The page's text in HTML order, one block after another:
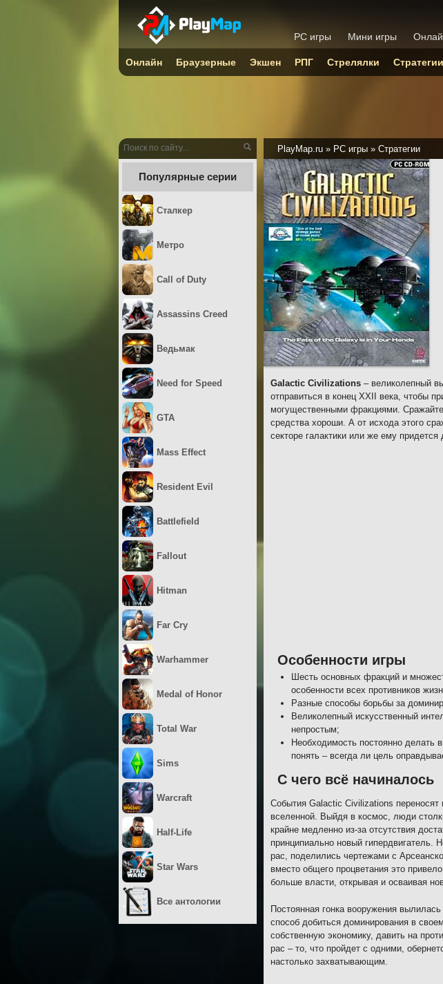
PlayMap.ru » PC игры » Стратегии
Galactic Civilizations – великолепный
отправиться в конец XXII века, чтобы
могущественными фракциями.
средства хороши. А от исхода этого
секторе галактики или же ему
Особенности игры
Шесть основных фракций и
особенности всех противников
Разные способы борьбы за
Великолепный искусственный
непростым;
Необходимость постоянно делать
понять – всегда ли цель
С чего всё начиналось
События Galactic Civilizations переносят
вселенной. Выйдя в космос, люди
крайне медленно из-за отсутствия
принципиально новый гипердвигатель.
рас, поделились чертежами с
вместо общего процветания это
больше власти, открывая и осваивая
Постоянная гонка вооружения
способ добиться доминирования в
собственную экономику, давить на
рас – то, что пройдет с одними,
настолько захватывающим.
Популярные серии
Сталкер
Метро
Call of Duty
Assassins Creed
Ведьмак
Need for Speed
GTA
Mass Effect
Resident Evil
Battlefield
Fallout
Hitman
Far Cry
Warhammer
Medal of Honor
Total War
Sims
Warcraft
Half-Life
Star Wars
Все антологии
PC игры Мини игры
Онлайн Браузерные Экшен РПГ Стрелялки Стратегии